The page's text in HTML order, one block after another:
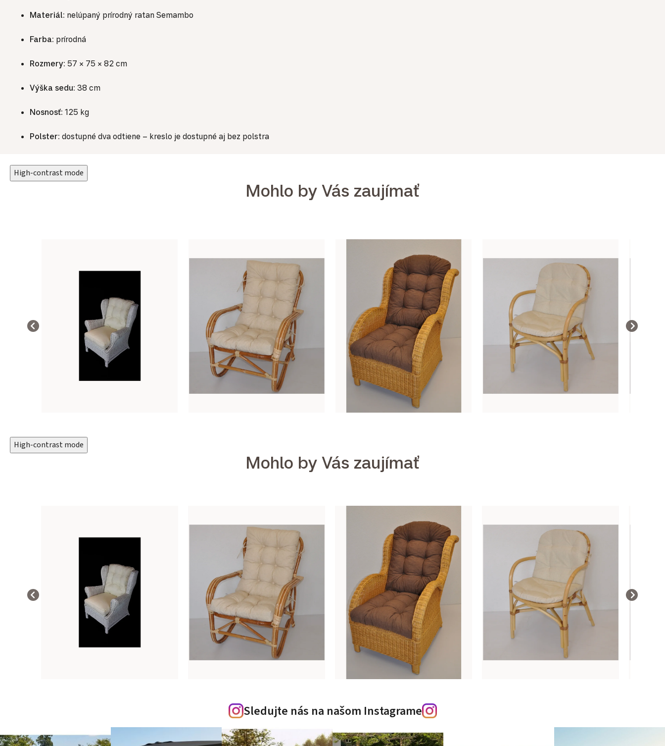
Materiál: nelúpaný prírodný ratan Semambo
Farba: prírodná
Rozmery: 57 × 75 × 82 cm
Výška sedu: 38 cm
Nosnosť: 125 kg
Polster: dostupné dva odtiene – kreslo je dostupné aj bez polstra
High-contrast mode
Mohlo by Vás zaujímať
High-contrast mode
Mohlo by Vás zaujímať
Sledujte nás na našom Instagrame